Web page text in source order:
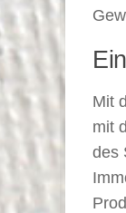
Mit
mit
des